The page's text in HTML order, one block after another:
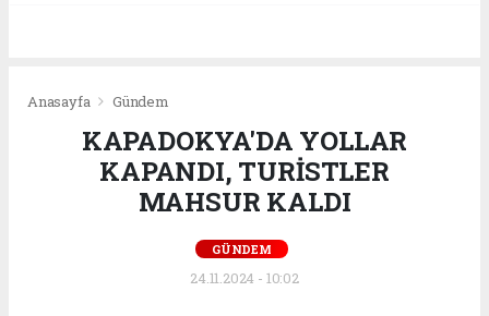
Anasayfa Gündem
KAPADOKYA'DA YOLLAR
KAPANDI, TURİSTLER
MAHSUR KALDI
GÜNDEM
24.11.2024 - 10:02